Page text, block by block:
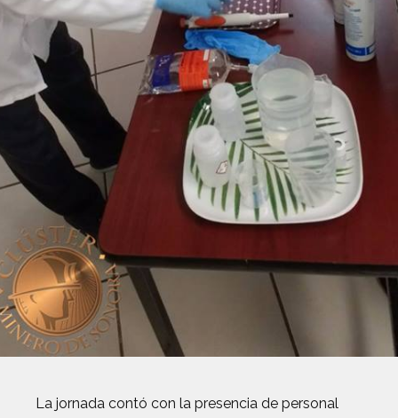
La jornada contó con la presencia de personal